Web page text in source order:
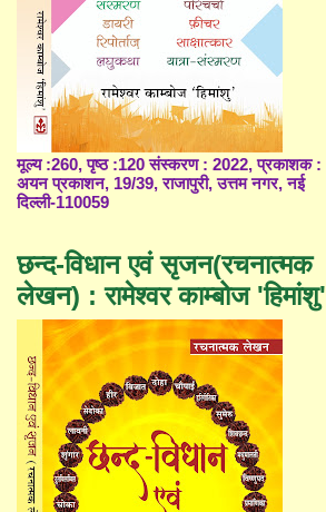
मूल्य :260, पृष्ठ :120 संस्करण : 2022, प्रकाशक :
अयन प्रकाशन, 19/39, राजापुरी, उत्तम नगर, नई
दिल्ली-110059
छन्द-विधान एवं सृजन(रचनात्मक
लेखन) : रामेश्वर काम्बोज 'हिमांशु'